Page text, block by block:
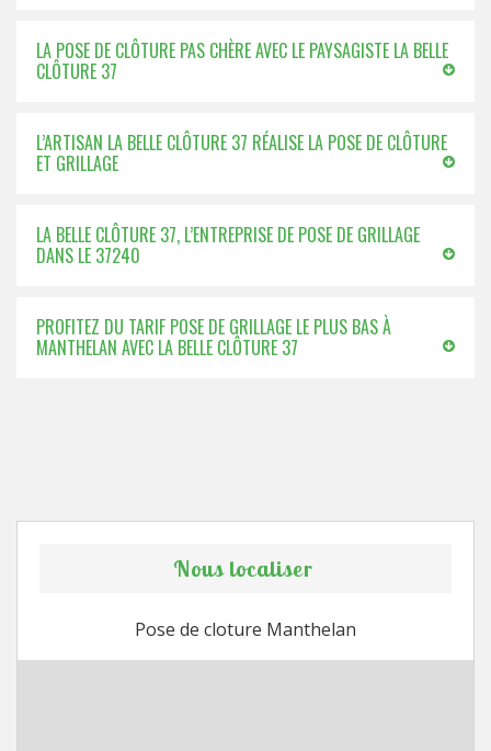
LA POSE DE CLÔTURE PAS CHÈRE AVEC LE PAYSAGISTE LA BELLE
CLÔTURE 37
L’ARTISAN LA BELLE CLÔTURE 37 RÉALISE LA POSE DE CLÔTURE
ET GRILLAGE
LA BELLE CLÔTURE 37, L’ENTREPRISE DE POSE DE GRILLAGE
DANS LE 37240
PROFITEZ DU TARIF POSE DE GRILLAGE LE PLUS BAS À
MANTHELAN AVEC LA BELLE CLÔTURE 37
Nous localiser
Pose de cloture Manthelan